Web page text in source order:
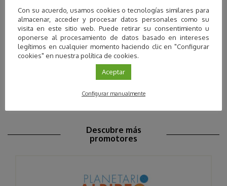
Descubre más
promotores
Con su acuerdo, usamos cookies o tecnologías similares para
almacenar, acceder y procesar datos personales como su
visita en este sitio web. Puede retirar su consentimiento u
oponerse al procesamiento de datos basado en intereses
legítimos en cualquier momento haciendo clic en "Configurar
cookies" en nuestra política de cookies.
Aceptar
Configurar manualmente